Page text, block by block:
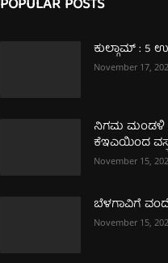
POPULAR POSTS
ಕುಲ್ಗಾಮ್‌ : 5
November 17,
ನಿಗಮ ಮಂಡಳಿ
ಕೆಇಎಯಿಂದ
November 15,
ಬೆಳಗಾವಿಗೆ
November 15,